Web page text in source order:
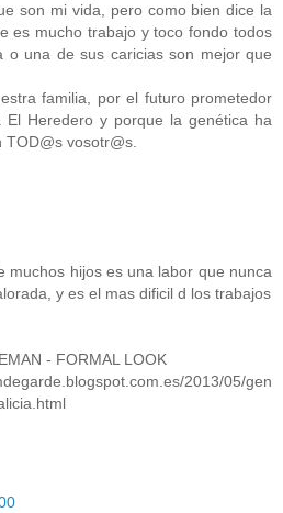
son mi vida, pero como bien dice la
es mucho trabajo y toco fondo todos
o una de sus caricias son mejor que
familia, por el futuro prometedor
El Heredero y porque la genética ha
TOD@s vosotr@s.
muchos hijos es una labor que nunca
y es el mas dificil d los trabajos
- FORMAL LOOK
2013/05/gen